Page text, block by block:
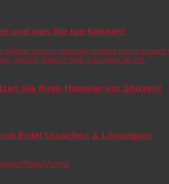
und was Sie tun können!
Sie Ihren Hamster vor Stürzen!
Erde! Ursachen & Lösungen!
PflegeVideos